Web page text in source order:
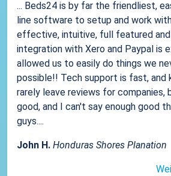
... Beds24 is by far the friendliest,
line software to setup and work
effective, intuitive, full featured
integration with Xero and Paypal is
allowed us to easily do things we
possible!! Tech support is fast, and
rarely leave reviews for companies,
good, and I can't say enough good
guys....
John H. Honduras Shores Planation